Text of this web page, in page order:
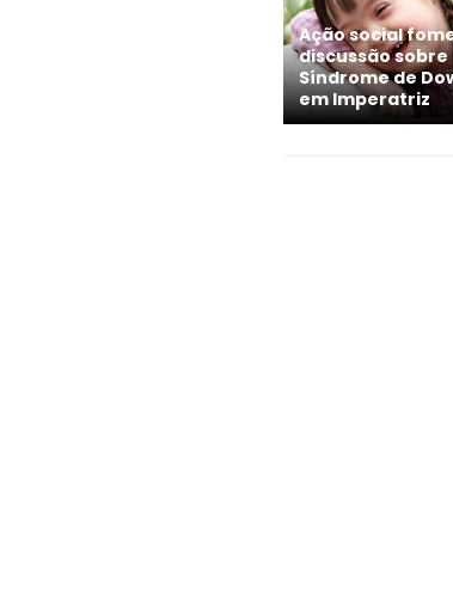
Ação social
discussão sobre
Síndrome de
em Imperatriz